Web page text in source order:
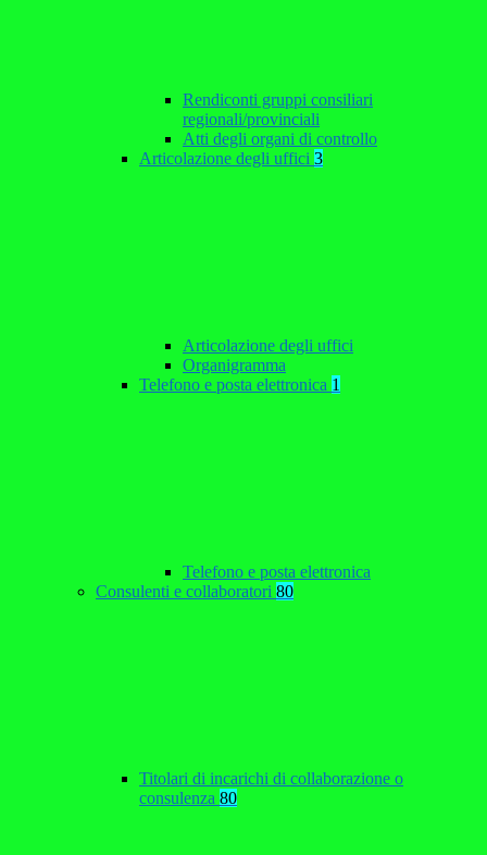
Rendiconti gruppi consiliari
regionali/provinciali
Atti degli organi di controllo
Articolazione degli uffici 3
Articolazione degli uffici
Organigramma
Telefono e posta elettronica 1
Telefono e posta elettronica
Consulenti e collaboratori 80
Titolari di incarichi di collaborazione o
consulenza 80